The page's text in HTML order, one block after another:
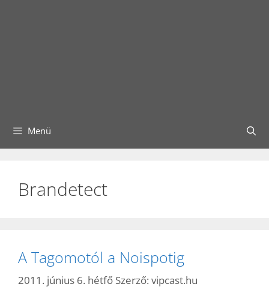
Menü
Brandetect
A Tagomotól a Noispotig
2011. június 6. hétfő Szerző: vipcast.hu